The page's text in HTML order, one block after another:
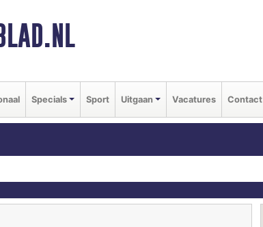
Specials Sport Uitgaan Vacatures Contact